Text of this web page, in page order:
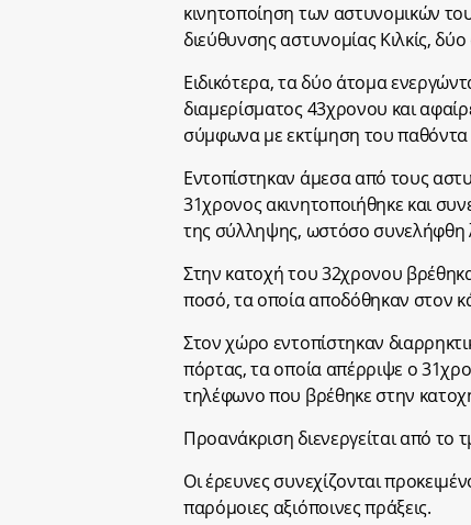
κινητοποίηση των αστυνομικών
διεύθυνσης αστυνομίας Κιλκίς,
Ειδικότερα, τα δύο άτομα
διαμερίσματος 43χρονου και
σύμφωνα με εκτίμηση του
Εντοπίστηκαν άμεσα από τους
31χρονος ακινητοποιήθηκε και
της σύλληψης, ωστόσο συνελήφθη
Στην κατοχή του 32χρονου
ποσό, τα οποία αποδόθηκαν στον
Στον χώρο εντοπίστηκαν
πόρτας, τα οποία απέρριψε ο
τηλέφωνο που βρέθηκε στην
Προανάκριση διενεργείται από το
Οι έρευνες συνεχίζονται
παρόμοιες αξιόποινες πράξεις.